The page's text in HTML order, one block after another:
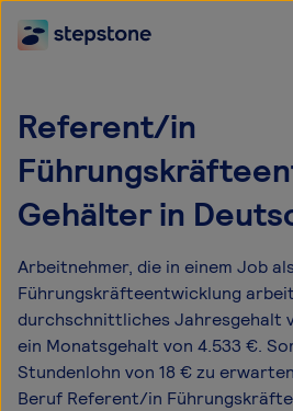
Referent/in
Gehälter in
Arbeitnehmer, die in einem Job
Führungskräfteentwicklung
durchschnittliches Jahresgehalt
ein Monatsgehalt von 4.533 €.
Stundenlohn von 18 € zu
Beruf Referent/in